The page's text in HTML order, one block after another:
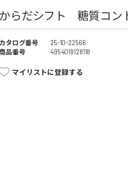
からだシフト 糖質コン
カタログ番号
25-10-22566
品番号
4954018128118
マイリストに登録する